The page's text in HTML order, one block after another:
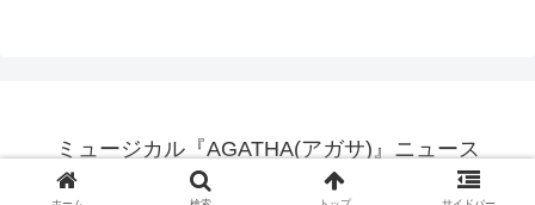
ミュージカル『AGATHA(アガサ)』ニュース
© Meijiza All Rights Reserved.